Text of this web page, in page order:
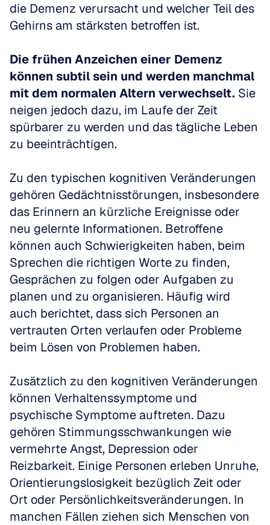
die Demenz verursacht und welcher Teil des
Gehirns am stärksten betroffen ist.
Die frühen Anzeichen einer Demenz
können subtil sein und werden manchmal
mit dem normalen Altern verwechselt. Sie
neigen jedoch dazu, im Laufe der Zeit
spürbarer zu werden und das tägliche Leben
zu beeinträchtigen.
Zu den typischen kognitiven Veränderungen
gehören Gedächtnisstörungen, insbesondere
das Erinnern an kürzliche Ereignisse oder
neu gelernte Informationen. Betroffene
können auch Schwierigkeiten haben, beim
Sprechen die richtigen Worte zu finden,
Gesprächen zu folgen oder Aufgaben zu
planen und zu organisieren. Häufig wird
auch berichtet, dass sich Personen an
vertrauten Orten verlaufen oder Probleme
beim Lösen von Problemen haben.
Zusätzlich zu den kognitiven Veränderungen
können Verhaltenssymptome und
psychische Symptome auftreten. Dazu
gehören Stimmungsschwankungen wie
vermehrte Angst, Depression oder
Reizbarkeit. Einige Personen erleben Unruhe,
Orientierungslosigkeit bezüglich Zeit oder
Ort oder Persönlichkeitsveränderungen. In
manchen Fällen ziehen sich Menschen von